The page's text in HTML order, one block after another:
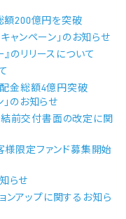
額200億円を突破
ャンペーン」のお知らせ
のリリースについて
配金総額4億円突破
のお知らせ
前交付書面の改定に関
限定ファンド募集開始
らせ
アップに関するお知ら